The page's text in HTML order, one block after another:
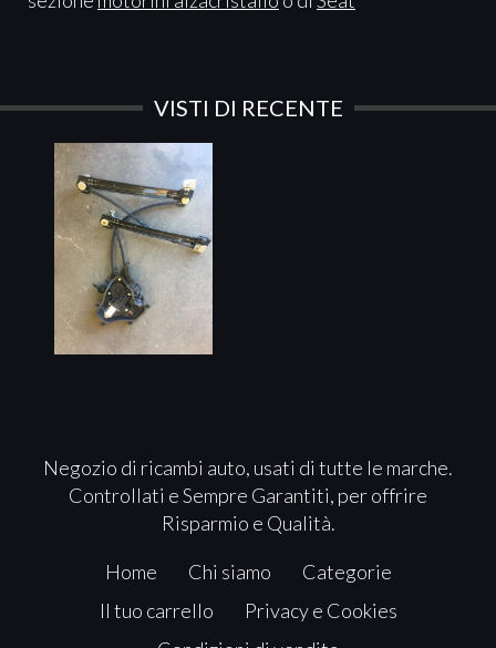
VISTI DI RECENTE
Negozio di ricambi auto, usati di tutte le marche.
Controllati e Sempre Garantiti, per offrire
Risparmio e Qualità.
Home Chi siamo
Categorie
Il tuo carrello
Privacy e Cookies